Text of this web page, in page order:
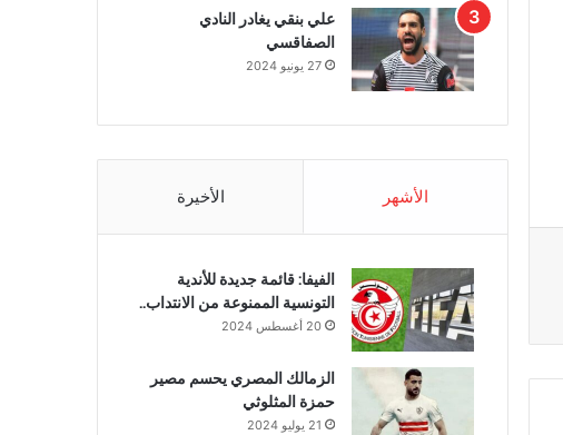
علي بنقي يغادر النادي
الصفاقسي
27 يونيو 2024
الأشهر الأخيرة
الفيفا: قائمة جديدة للأندية
التونسية الممنوعة من الانتداب..
20 أغسطس 2024
الزمالك المصري يحسم مصير
حمزة المثلوثي
21 يوليو 2024